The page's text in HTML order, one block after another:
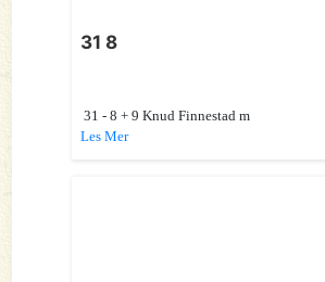
31 8
31 - 8 + 9 Knud Finnestad m
Les Mer